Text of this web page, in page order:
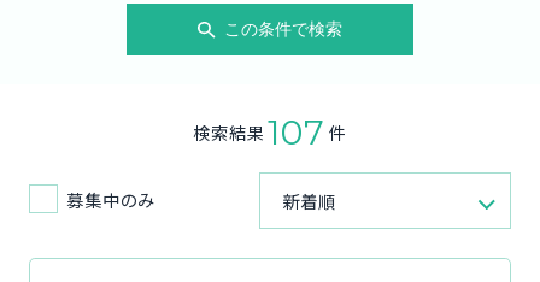
この条件で検索
検索結果 107 件
募集中のみ 新着順